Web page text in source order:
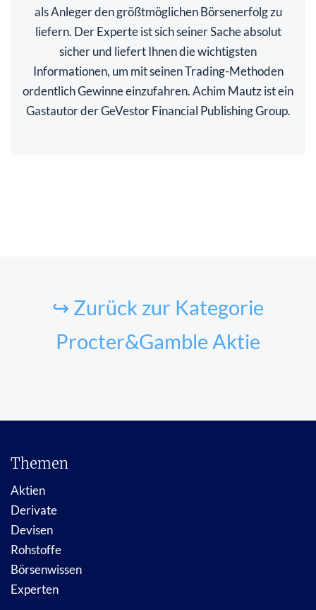
als Anleger den größtmöglichen Börsenerfolg zu
liefern. Der Experte ist sich seiner Sache absolut
sicher und liefert Ihnen die wichtigsten
Informationen, um mit seinen Trading-Methoden
ordentlich Gewinne einzufahren. Achim Mautz ist ein
Gastautor der GeVestor Financial Publishing Group.
↪ Zurück zur Kategorie
Procter&Gamble Aktie
Themen
Aktien
Derivate
Devisen
Rohstoffe
Börsenwissen
Experten